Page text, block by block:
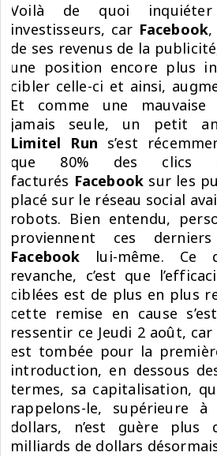
Voilà de quoi inquiéter
investisseurs, car Facebook
de ses revenus de la
une position encore plus
cibler celle-ci et ainsi,
Et comme une mauvaise
jamais seule, un petit
Limitel Run s’est
que 80% des clics
facturés Facebook sur les
placé sur le réseau social
robots. Bien entendu,
proviennent ces
Facebook lui-même.
revanche, c’est que
ciblées est de plus en plus
cette remise en cause
ressentir ce Jeudi 2 août, car
est tombée pour la
introduction, en dessous
termes, sa capitalisation,
rappelons-le, supérieure
dollars, n’est guère plus
milliards de dollars